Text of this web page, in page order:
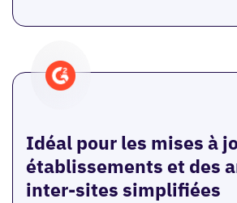
Idéal pour les mises à
établissements et des
inter-sites simplifiées